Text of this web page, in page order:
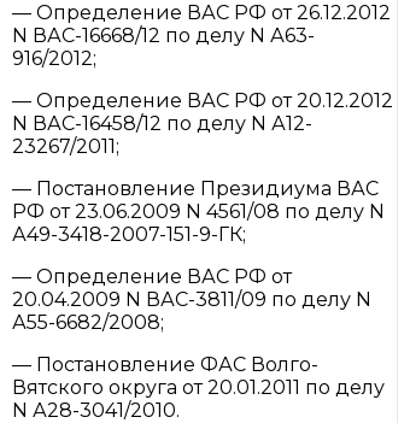
— Определение ВАС РФ от 26.12.2012
N ВАС-16668/12 по делу N А63-
916/2012;
— Определение ВАС РФ от 20.12.2012
N ВАС-16458/12 по делу N А12-
23267/2011;
— Постановление Президиума ВАС
РФ от 23.06.2009 N 4561/08 по делу N
А49-3418-2007-151-9-ГК;
— Определение ВАС РФ от
20.04.2009 N ВАС-3811/09 по делу N
А55-6682/2008;
— Постановление ФАС Волго-
Вятского округа от 20.01.2011 по делу
N А28-3041/2010.